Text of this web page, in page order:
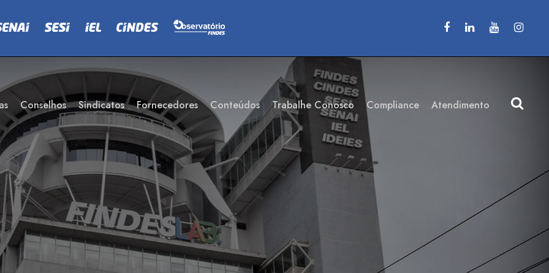
Conselhos Sindicatos Fornecedores Conteúdos Trabalhe Conosco Compliance Atendimento